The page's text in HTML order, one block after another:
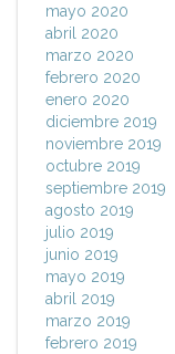
mayo 2020
abril 2020
marzo 2020
febrero 2020
enero 2020
diciembre 2019
noviembre 2019
octubre 2019
septiembre 2019
agosto 2019
julio 2019
junio 2019
mayo 2019
abril 2019
marzo 2019
febrero 2019